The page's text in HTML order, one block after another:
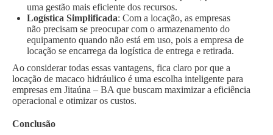
uma gestão mais eficiente dos recursos.
Logística Simplificada: Com a locação, as empresas
não precisam se preocupar com o armazenamento do
equipamento quando não está em uso, pois a empresa de
locação se encarrega da logística de entrega e retirada.
Ao considerar todas essas vantagens, fica claro por que a
locação de macaco hidráulico é uma escolha inteligente para
empresas em Jitaúna – BA que buscam maximizar a eficiência
operacional e otimizar os custos.
Conclusão